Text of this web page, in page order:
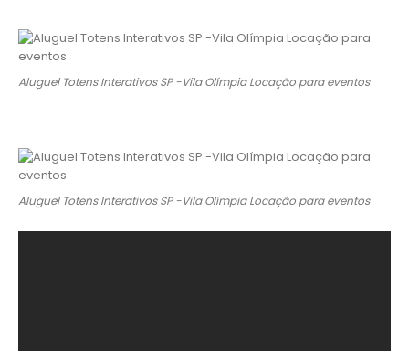
Aluguel Totens Interativos SP -Vila Olímpia Locação para eventos
Aluguel Totens Interativos SP -Vila Olímpia Locação para eventos